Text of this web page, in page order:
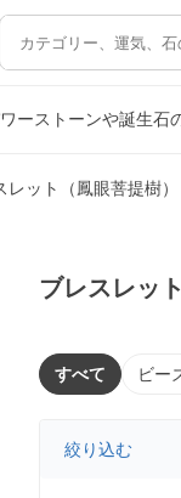
ーストーンや誕生石
レット（鳳眼菩提樹）
ブレスレッ
すべて ビー
絞り込む